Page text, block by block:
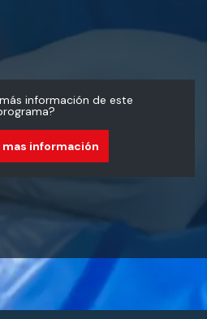
información de este
información